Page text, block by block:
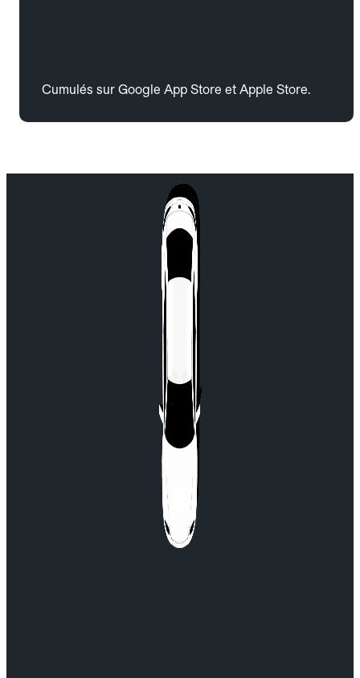
Cumulés sur Google App Store et Apple Store.